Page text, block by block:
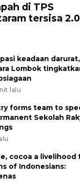
di TPS
tersisa
keadaan darurat,
Lombok
lalu
forms team to
Sekolah
cocoa a livelihood
of Indonesians: